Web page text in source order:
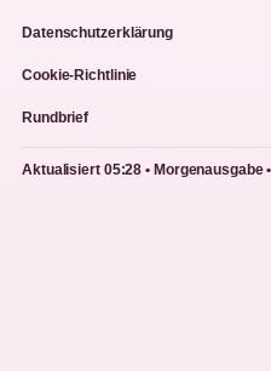
Datenschutzerklärung
Cookie-Richtlinie
Rundbrief
Aktualisiert 05:28 •